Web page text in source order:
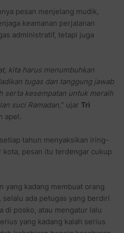
pesan menjelang mudik,
keamanan perjalanan
administratif, tetapi juga
kita harus menumbuhkan
tugas dan tanggung jawab
serta kesempatan untuk meraih
suci Ramadan, ” ujar Tri
apel.
tahun menyaksikan iring-
kota, pesan itu terdengar cukup
yang kadang membuat orang
selalu ada petugas yang berdiri
di posko, atau mengatur lalu
yang kadang kalah serius